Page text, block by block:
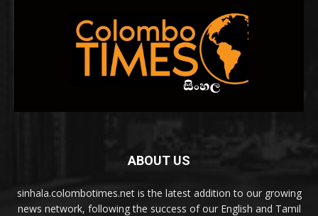
ABOUT US
sinhala.colombotimes.net is the latest addition to our growing
news network, following the success of our English and Tamil